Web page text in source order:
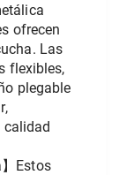
ofrecen
Las
flexibles,
plegable
calidad
Estos